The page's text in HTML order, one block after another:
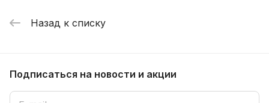
Назад к списку
Подписаться на новости и акции